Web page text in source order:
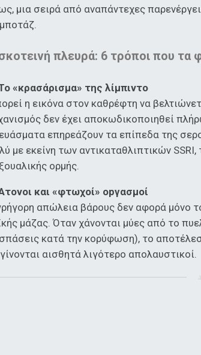
μια σειρά από αναπάντεχες
πλευρά: 6 τρόποι που
«κρασάρισμα» της λίμπιντο
η εικόνα στον καθρέφτη να
δεν έχει αποκωδικοποιηθεί
επηρεάζουν τα επίπεδα της
με εκείνη των αντικαταθλιπτικών
ορμής.
και «φτωχοί» οpγασμοί
απώλεια βάρους δεν αφορά μόνο
μάζας. Όταν χάνονται μύες από το
κατά την κορύφωση), το
αισθητά λιγότερο απολαυστικοί.